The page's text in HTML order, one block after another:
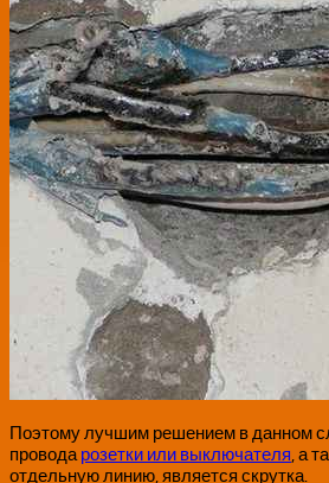
Поэтому лучшим решением в данном
проводарозетки или выключателя, а
отдельную линию, является скрутка.